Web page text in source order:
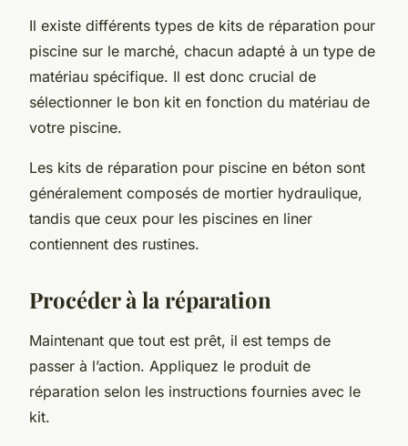
Il existe différents types de kits de réparation pour
piscine sur le marché, chacun adapté à un type de
matériau spécifique. Il est donc crucial de
sélectionner le bon kit en fonction du matériau de
votre piscine.
Les kits de réparation pour piscine en béton sont
généralement composés de mortier hydraulique,
tandis que ceux pour les piscines en liner
contiennent des rustines.
Procéder à la réparation
Maintenant que tout est prêt, il est temps de
passer à l’action. Appliquez le produit de
réparation selon les instructions fournies avec le
kit.